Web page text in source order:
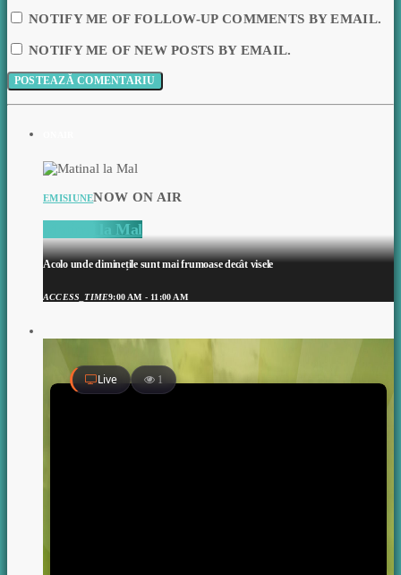
NOTIFY ME OF FOLLOW-UP COMMENTS BY EMAIL.
NOTIFY ME OF NEW POSTS BY EMAIL.
EMISIUNENOW ON AIR
Matinal la Mal
Acolo unde diminețile sunt mai frumoase decât visele
ACCESS_TIME9:00 AM - 11:00 AM